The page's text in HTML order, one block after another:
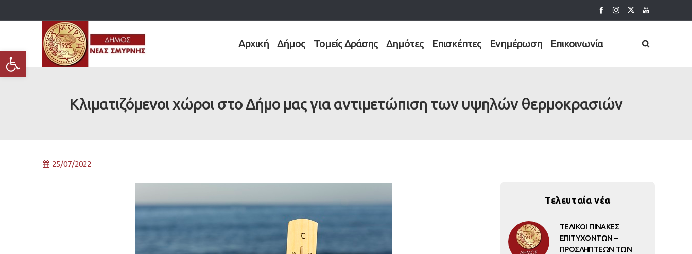
Ανοίξτε τη γραμμή εργαλείων
Αρχική Δήμος Τομείς Δράσης Δημότες Επισκέπτες Ενημέρωση Επικοινωνία
Κλιματιζόμενοι χώροι στο Δήμο μας για αντιμετώπιση των υψηλών θερμοκρασιών
25/07/2022
Τελευταία νέα
ΤΕΛΙΚΟΙ ΠΙΝΑΚΕΣ
ΕΠΙΤΥΧΟΝΤΩΝ –
ΠΡΟΣΛΗΠΤΕΩΝ ΤΩΝ